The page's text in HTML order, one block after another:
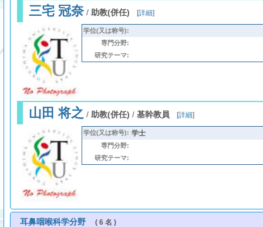
三宅 冠奈/ 助教(併任) [詳細]
学位(又は称号):
専門分野:
研究テーマ:
山田 将之 / 助教(併任) / 基幹教員 [詳細]
学位(又は称号): 学士
専門分野:
研究テーマ:
耳鼻咽喉科学分野 ( 6 名 )